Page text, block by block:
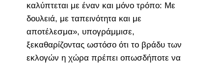
καλύπτεται με έναν και μόνο τρόπο: Με
δουλειά, με ταπεινότητα και με
αποτέλεσμα», υπογράμμισε,
ξεκαθαρίζοντας ωστόσο ότι το βράδυ των
εκλογών η χώρα πρέπει οπωσδήποτε να